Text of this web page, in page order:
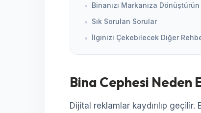
Binanızı Markanıza Dönüştürün
Sık Sorulan Sorular
İlginizi Çekebilecek Diğer
Bina Cephesi Neden
Dijital reklamlar kaydırılıp